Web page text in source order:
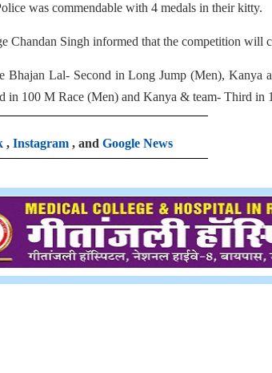
was commendable with 4 medals in their kitty.
Chandan Singh informed that the competition will
Bhajan Lal- Second in Long Jump (Men), Kanya
in 100 M Race (Men) and Kanya & team- Third in
, Instagram , and Google News